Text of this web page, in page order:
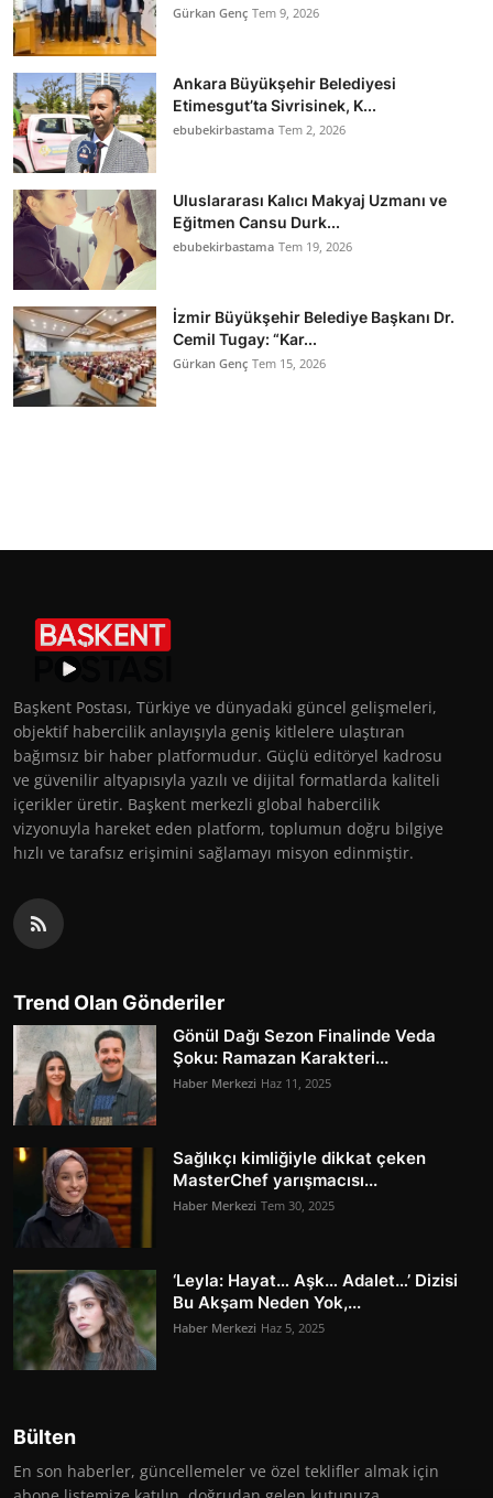
Gürkan Genç Tem 9, 2026
Ankara Büyükşehir Belediyesi
Etimesgut’ta Sivrisinek, K...
ebubekirbastama Tem 2, 2026
Uluslararası Kalıcı Makyaj Uzmanı ve
Eğitmen Cansu Durk...
ebubekirbastama Tem 19, 2026
İzmir Büyükşehir Belediye Başkanı Dr.
Cemil Tugay: “Kar...
Gürkan Genç Tem 15, 2026
Başkent Postası, Türkiye ve dünyadaki güncel gelişmeleri,
objektif habercilik anlayışıyla geniş kitlelere ulaştıran
bağımsız bir haber platformudur. Güçlü editöryel kadrosu
ve güvenilir altyapısıyla yazılı ve dijital formatlarda kaliteli
içerikler üretir. Başkent merkezli global habercilik
vizyonuyla hareket eden platform, toplumun doğru bilgiye
hızlı ve tarafsız erişimini sağlamayı misyon edinmiştir.
Trend Olan Gönderiler
Gönül Dağı Sezon Finalinde Veda
Şoku: Ramazan Karakteri...
Haber Merkezi Haz 11, 2025
Sağlıkçı kimliğiyle dikkat çeken
MasterChef yarışmacısı...
Haber Merkezi Tem 30, 2025
‘Leyla: Hayat… Aşk… Adalet…’ Dizisi
Bu Akşam Neden Yok,...
Haber Merkezi Haz 5, 2025
Bülten
En son haberler, güncellemeler ve özel teklifler almak için